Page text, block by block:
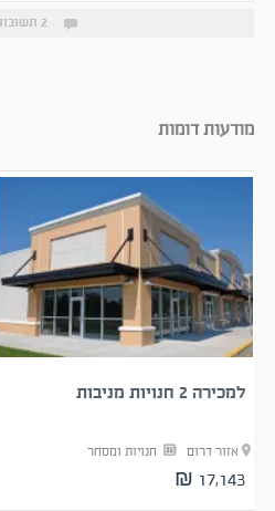
2 תשובות
מודעות דומות
למכירה 2 חנויות מניבות
אזור דרום חנויות ומסחר
17,143 ₪